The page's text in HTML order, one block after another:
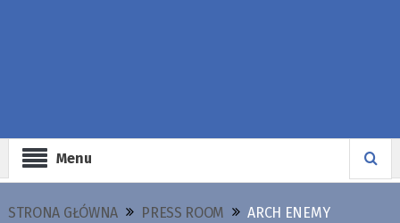
Menu
STRONA GŁÓWNA PRESS ROOM
ARCH ENEMY